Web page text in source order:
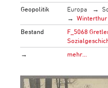
Geopolitik
Europa
Winterthur
Bestand
F_5068
→
mehr…